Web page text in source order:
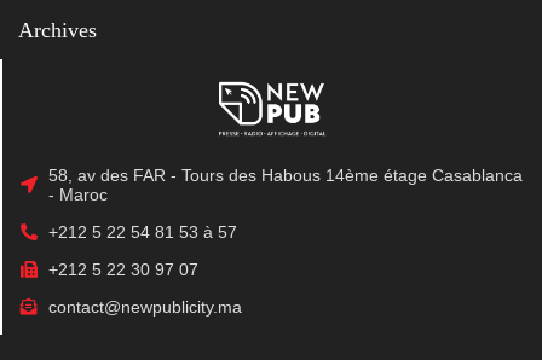
Archives
58, av des FAR - Tours des Habous 14ème étage Casablanca
- Maroc
+212 5 22 54 81 53 à 57
+212 5 22 30 97 07
contact@newpublicity.ma